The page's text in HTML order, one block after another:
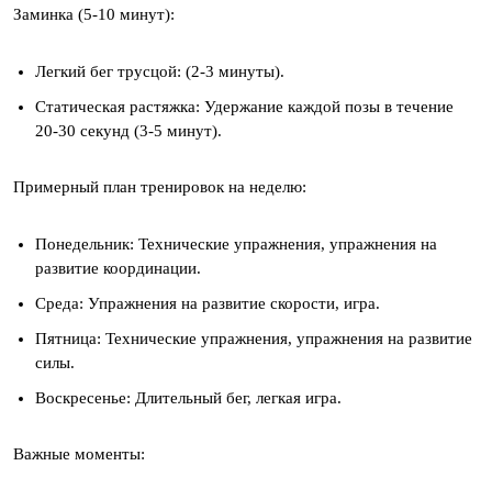
Заминка (5-10 минут):
Легкий бег трусцой: (2-3 минуты).
Статическая растяжка: Удержание каждой позы в течение
20-30 секунд (3-5 минут).
Примерный план тренировок на неделю:
Понедельник: Технические упражнения, упражнения на
развитие координации.
Среда: Упражнения на развитие скорости, игра.
Пятница: Технические упражнения, упражнения на развитие
силы.
Воскресенье: Длительный бег, легкая игра.
Важные моменты: